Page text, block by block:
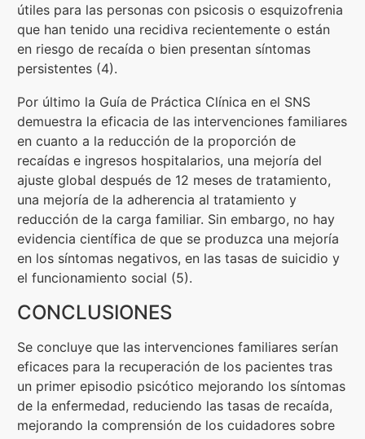
útiles para las personas con psicosis o esquizofrenia
que han tenido una recidiva recientemente o están
en riesgo de recaída o bien presentan síntomas
persistentes (4).
Por último la Guía de Práctica Clínica en el SNS
demuestra la eficacia de las intervenciones familiares
en cuanto a la reducción de la proporción de
recaídas e ingresos hospitalarios, una mejoría del
ajuste global después de 12 meses de tratamiento,
una mejoría de la adherencia al tratamiento y
reducción de la carga familiar. Sin embargo, no hay
evidencia científica de que se produzca una mejoría
en los síntomas negativos, en las tasas de suicidio y
el funcionamiento social (5).
CONCLUSIONES
Se concluye que las intervenciones familiares serían
eficaces para la recuperación de los pacientes tras
un primer episodio psicótico mejorando los síntomas
de la enfermedad, reduciendo las tasas de recaída,
mejorando la comprensión de los cuidadores sobre